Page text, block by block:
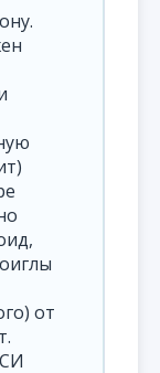
от